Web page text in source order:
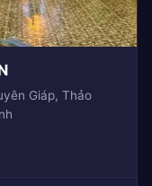
Giáp, Thảo